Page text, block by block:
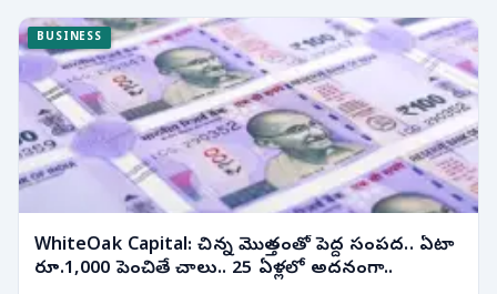
BUSINESS
WhiteOak Capital: చిన్న మొత్తంతో పెద్ద సంపద.. ఏటా
రూ.1,000 పెంచితే చాలు.. 25 ఏళ్లలో అదనంగా..